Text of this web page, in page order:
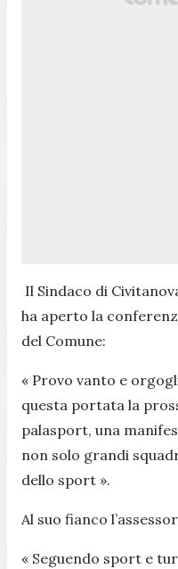
Il Sindaco di
ha aperto la
del Comune:
« Provo vanto e
questa portata la
palasport, una
non solo grandi
dello sport ».
Al suo fianco
« Seguendo sport e